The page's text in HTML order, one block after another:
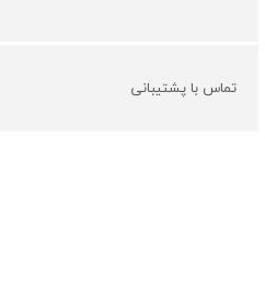
تماس با پشتیبانی